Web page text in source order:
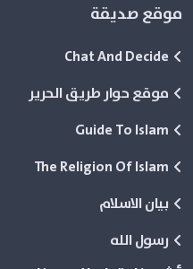
موقع صديقة
Chat And Decide
موقع حوار طريق الحرير
Guide To Islam
The Religion Of Islam
بيان الاسلام
رسول الله